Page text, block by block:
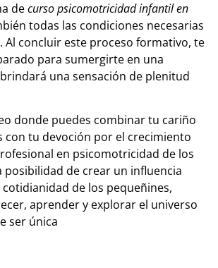
decurso psicomotricidad infantil en
todas las condiciones necesarias
Al concluir este proceso formativo, te
para sumergirte en una
una sensación de plenitud
donde puedes combinar tu cariño
con tu devoción por el crecimiento
en psicomotricidad de los
posibilidad de crear un influencia
de los pequeñines,
aprender y explorar el universo
ser única